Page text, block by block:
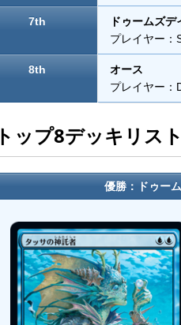
7th
ドゥームズデ
プレイヤー：
8th
オース
プレイヤー：
トップ8デッキリスト
優勝：ドゥー